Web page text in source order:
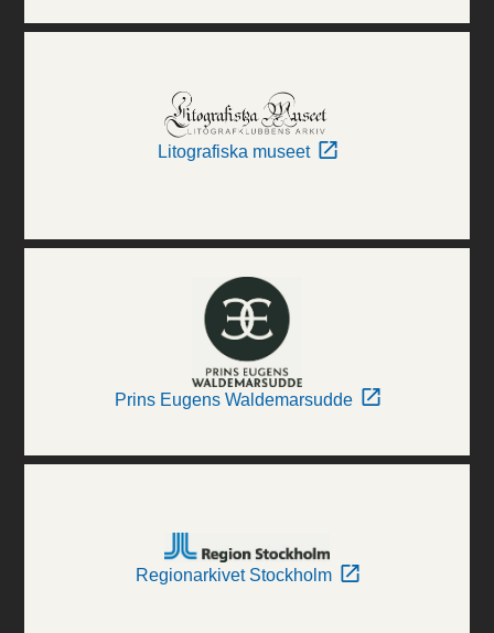
Litografiska museet
Prins Eugens Waldemarsudde
Regionarkivet Stockholm